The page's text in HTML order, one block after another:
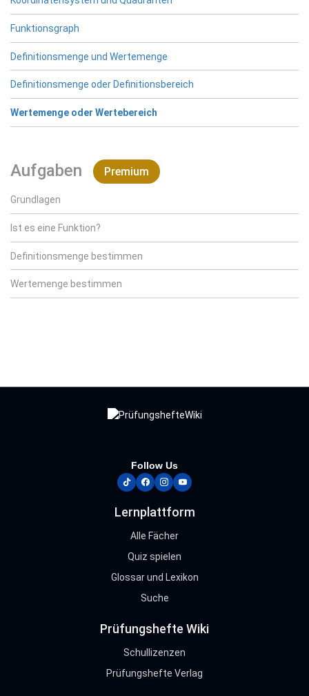
Funktionsgraph
Definitionsmenge und Wertemenge
Definitionsmenge oder Definitionsbereich
Wertemenge oder Wertebereich
Aufgaben Premium
Grundlagen
Ist es eine Funktion?
Definitionsmenge bestimmen
Wertemenge bestimmen
Follow Us
tiktokfacebook
instagram
youtube
Lernplattform
Alle Fächer
Quiz spielen
Glossar und Lexikon
Suche
Prüfungshefte Wiki
Schullizenzen
Prüfungshefte Verlag